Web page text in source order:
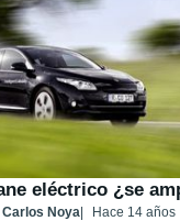
eléctrico ¿se
Carlos Noya Hace 14 años